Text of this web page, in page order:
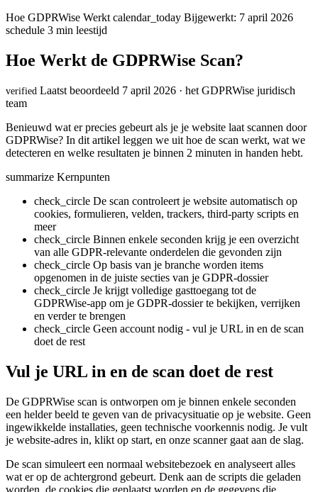
Hoe GDPRWise Werkt calendar_today Bijgewerkt: 7 april 2026
schedule 3 min leestijd
Hoe Werkt de GDPRWise Scan?
verified Laatst beoordeeld 7 april 2026 · het GDPRWise juridisch
team
Benieuwd wat er precies gebeurt als je je website laat scannen door
GDPRWise? In dit artikel leggen we uit hoe de scan werkt, wat we
detecteren en welke resultaten je binnen 2 minuten in handen hebt.
summarize Kernpunten
check_circle De scan controleert je website automatisch op
cookies, formulieren, velden, trackers, third-party scripts en
meer
check_circle Binnen enkele seconden krijg je een overzicht
van alle GDPR-relevante onderdelen die gevonden zijn
check_circle Op basis van je branche worden items
opgenomen in de juiste secties van je GDPR-dossier
check_circle Je krijgt volledige gasttoegang tot de
GDPRWise-app om je GDPR-dossier te bekijken, verrijken
en verder te brengen
check_circle Geen account nodig - vul je URL in en de scan
doet de rest
Vul je URL in en de scan doet de rest
De GDPRWise scan is ontworpen om je binnen enkele seconden
een helder beeld te geven van de privacysituatie op je website. Geen
ingewikkelde installaties, geen technische voorkennis nodig. Je vult
je website-adres in, klikt op start, en onze scanner gaat aan de slag.
De scan simuleert een normaal websitebezoek en analyseert alles
wat er op de achtergrond gebeurt. Denk aan de scripts die geladen
worden, de cookies die geplaatst worden en de gegevens die